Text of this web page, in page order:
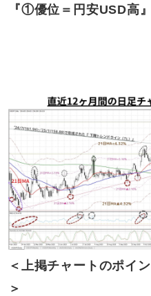
『①優位＝円安USD高
＜上掲チャートのポイ
＞